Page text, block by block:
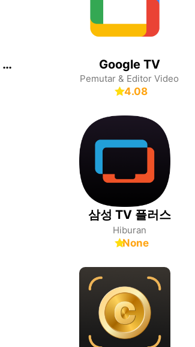
Prakiraan Cuaca: AccuWeather Google TV
Pemutar & Editor Video
4.08
삼성 TV 플러스
Hiburan
None